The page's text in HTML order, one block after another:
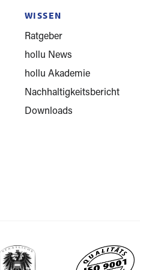
WISSEN
Ratgeber
hollu News
hollu Akademie
Nachhaltigkeitsbericht
Downloads